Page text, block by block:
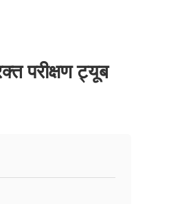
परीक्षण ट्यूब